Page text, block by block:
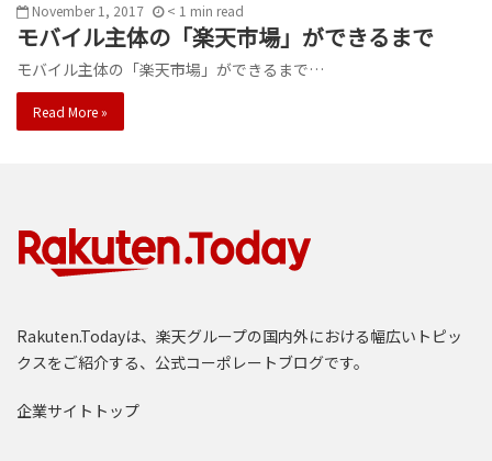
November 1, 2017 < 1 min read
モバイル主体の「楽天市場」ができるまで
モバイル主体の「楽天市場」ができるまで…
Read More »
Rakuten.Todayは、楽天グループの国内外における幅広いトピッ
クスをご紹介する、公式コーポレートブログです。
企業サイトトップ